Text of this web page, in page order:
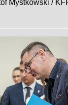
Mystkowski /